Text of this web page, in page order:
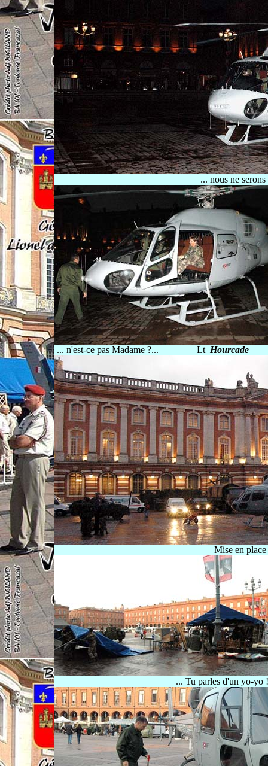
... nous ne
... n'est-ce pas Madame ?... Lt Hourcade
Mise en
... Tu parles d'un yo-yo